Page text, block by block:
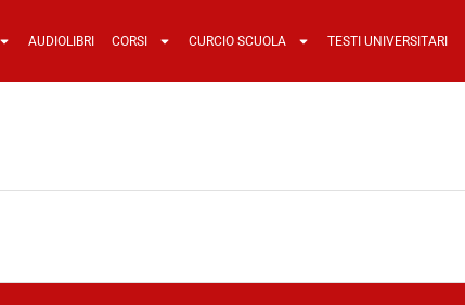
AUDIOLIBRI CORSI CURCIO SCUOLA TESTI UNIVERSITARI